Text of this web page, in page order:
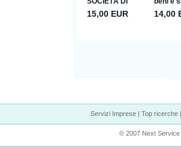
Servizi Imprese| Top ricerche
© 2007 Next Service